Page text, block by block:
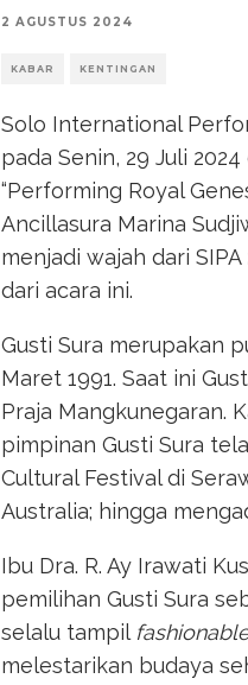
2 AGUSTUS 2024
KABAR KENTINGAN
Solo International
pada Senin, 29 Juli
“Performing Royal
Ancillasura Marina
menjadi wajah dari
dari acara ini.
Gusti Sura merupakan
Maret 1991. Saat ini
Praja Mangkunegaran.
pimpinan Gusti Sura
Cultural Festival di
Australia; hingga
Ibu Dra. R. Ay Irawati
pemilihan Gusti Sura
selalu tampil
melestarikan budaya